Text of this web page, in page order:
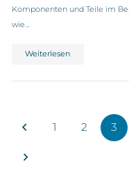
Komponenten und Teile im
wie…
Weiterlesen
1 2 3